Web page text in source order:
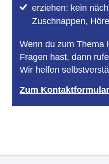
erziehen: kein
Zuschnappen,
Wenn du zum Thema
Fragen hast, dann
Wir helfen
Zum Kontaktformular